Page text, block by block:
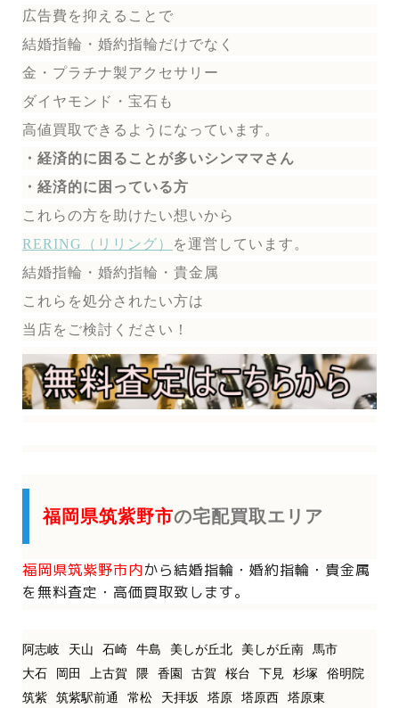
広告費を抑えることで
結婚指輪・婚約指輪だけでなく
金・プラチナ製アクセサリー
ダイヤモンド・宝石も
高値買取できるようになっています。
・経済的に困ることが多いシンママさん
・経済的に困っている方
これらの方を助けたい想いから
RERING（リリング）
を運営しています。
結婚指輪・婚約指輪・貴金属
これらを処分されたい方は
当店をご検討ください！
福岡県筑紫野市の宅配買取エリア
福岡県筑紫野市内から結婚指輪・婚約指輪・貴金属
を無料査定・高価買取致します。
阿志岐 天山 石崎 牛島 美しが丘北 美しが丘南
馬市
大石
岡田 上古賀 隈 香園 古賀 桜台 下見 杉塚
俗明院
筑紫
筑紫駅前通 常松 天拝坂 塔原 塔原西
塔原東